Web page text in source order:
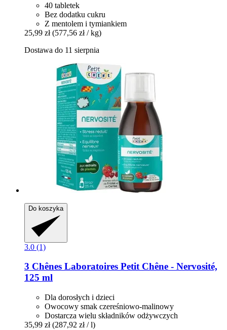
40 tabletek
Bez dodatku cukru
Z mentolem i tymiankiem
25,99 zł (577,56 zł / kg)
Dostawa do 11 sierpnia
Do koszyka
3.0 (1)
3 Chênes Laboratoires Petit Chêne -​ Nervosité,
125 ml
Dla dorosłych i dzieci
Owocowy smak czereśniowo-malinowy
Dostarcza wielu składników odżywczych
35,99 zł (287,92 zł / l)